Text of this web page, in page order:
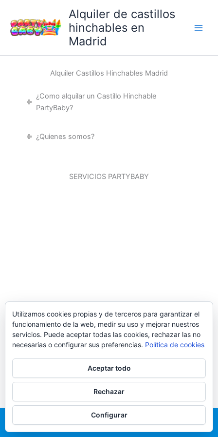
contenido
Alquiler de castillos
hinchables en
Madrid
Alquiler Castillos Hinchables Madrid
¿Como alquilar un Castillo Hinchable
PartyBaby?
¿Quienes somos?
SERVICIOS PARTYBABY
Todos los derechos © 2026 Alquiler de castillos hinchables en
Madrid | 691 203 386
Utilizamos cookies propias y de terceros para garantizar el
funcionamiento de la web, medir su uso y mejorar nuestros
servicios. Puede aceptar todas las cookies, rechazar las no
necesarias o configurar sus preferencias. Política de cookies
Aceptar todo
Rechazar
Configurar